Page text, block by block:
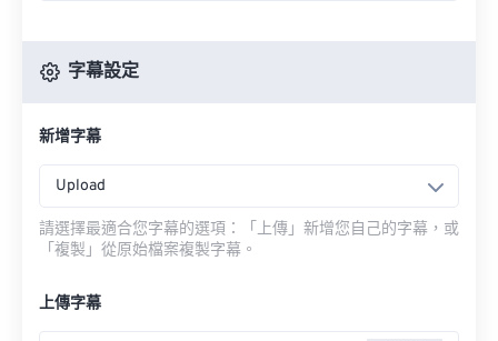
字幕設定
新增字幕
Upload
請選擇最適合您字幕的選項：「上傳」新增您自己的字幕，或
「複製」從原始檔案複製字幕。
上傳字幕